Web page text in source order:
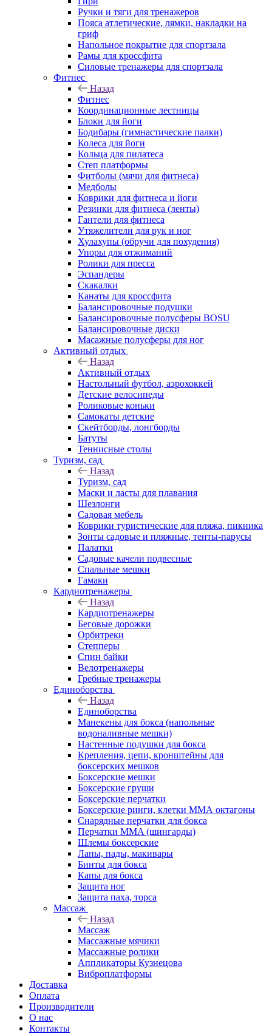
Ручки и тяги для тренажеров
Пояса атлетические, лямки, накладки на
гриф
Напольное покрытие для спортзала
Рамы для кроссфита
Силовые тренажеры для спортзала
Фитнес
Назад
Фитнес
Координационные лестницы
Блоки для йоги
Бодибары (гимнастические палки)
Колеса для йоги
Кольца для пилатеса
Степ платформы
Фитболы (мячи для фитнеса)
Медболы
Коврики для фитнеса и йоги
Резинки для фитнеса (ленты)
Гантели для фитнеса
Утяжелители для рук и ног
Хулахупы (обручи для похудения)
Упоры для отжиманий
Ролики для пресса
Эспандеры
Скакалки
Канаты для кроссфита
Балансировочные подушки
Балансировочные полусферы BOSU
Балансировочные диски
Масажные полусферы для ног
Активный отдых
Назад
Активный отдых
Настольный футбол, аэрохоккей
Детские велосипеды
Роликовые коньки
Самокаты детские
Скейтборды, лонгборды
Батуты
Теннисные столы
Туризм, сад
Назад
Туризм, сад
Маски и ласты для плавания
Шезлонги
Садовая мебель
Коврики туристические для пляжа, пикника
Зонты садовые и пляжные, тенты-парусы
Палатки
Садовые качели подвесные
Спальные мешки
Гамаки
Кардиотренажеры
Назад
Кардиотренажеры
Беговые дорожки
Орбитреки
Степперы
Спин байки
Велотренажеры
Гребные тренажеры
Единоборства
Назад
Единоборства
Манекены для бокса (напольные
водоналивные мешки)
Настенные подушки для бокса
Крепления, цепи, кронштейны для
боксерских мешков
Боксерские мешки
Боксерские груши
Боксерские перчатки
Боксерские ринги, клетки ММА октагоны
Снарядные перчатки для бокса
Перчатки MMA (шингарды)
Шлемы боксерские
Лапы, пады, макивары
Бинты для бокса
Капы для бокса
Защита ног
Защита паха, торса
Массаж
Назад
Массаж
Массажные мячики
Массажные ролики
Аппликаторы Кузнецова
Виброплатформы
Доставка
Оплата
Производители
О нас
Контакты